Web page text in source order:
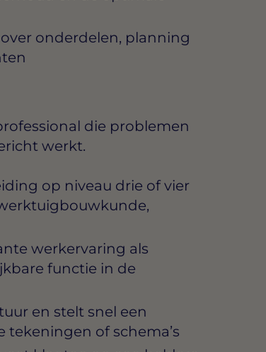
onderdelen, planning
die problemen
werkt.
op niveau drie of vier
werkervaring als
functie in de
en stelt snel een
tekeningen of schema’s